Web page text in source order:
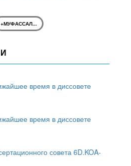
+МУФАССАЛ...
время в диссовете
время в диссовете
совета 6D.KOA-